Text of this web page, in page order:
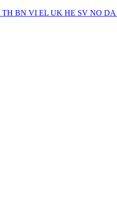
TH BN VI EL UK HE SV NO DA